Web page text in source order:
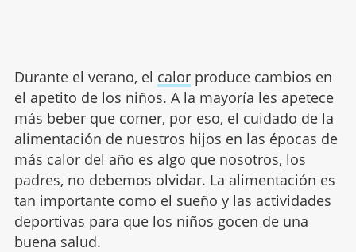
Durante el verano, el calorproduce cambios en
el apetito de los niños. A la mayoría les apetece
más beber que comer, por eso, el cuidado de la
alimentación de nuestros hijos en las épocas de
más calor del año es algo que nosotros, los
padres, no debemos olvidar. La alimentación es
tan importante como el sueño y las actividades
deportivas para que los niños gocen de una
buena salud.